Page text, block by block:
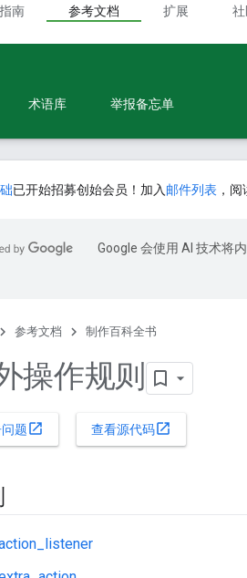
南 参考文档 扩展
术语库 举报备忘单
已开始招募创始会员！加入 邮件列表 ，阅
Google 会使用 AI 技术将
参考文档 制作百科全书
操作规则
题 open_in_new 查看源代码open_in_new